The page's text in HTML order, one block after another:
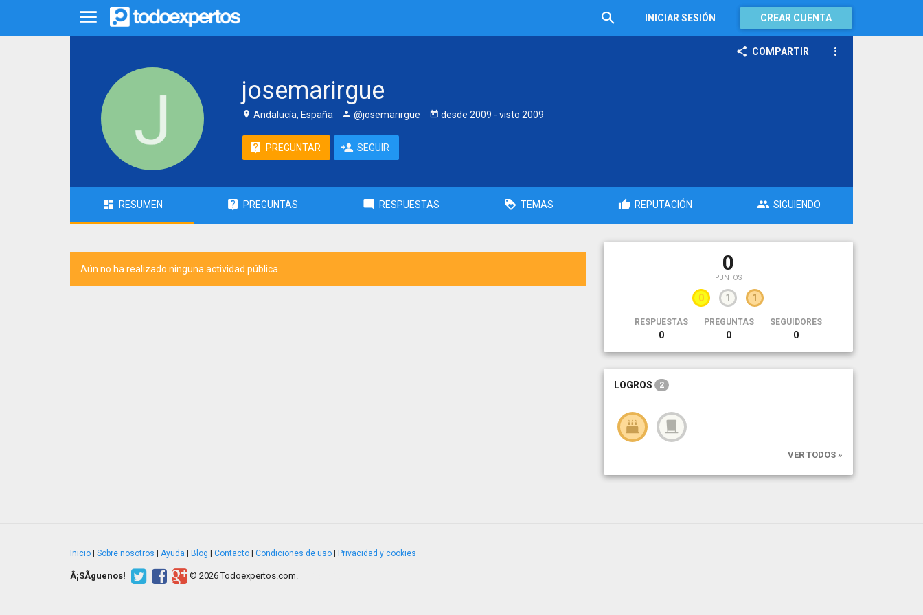
INICIAR SESIÓN CREAR CUENTA
COMPARTIR
josemarirgue
Andalucía, España @josemarirgue desde 2009 - visto 2009
PREGUNTAR SEGUIR
RESUMEN PREGUNTAS RESPUESTAS TEMAS REPUTACIÓN SIGUIENDO
Aún no ha realizado ninguna actividad pública. 0
PUNTOS
0 1 1
RESPUESTAS
0
PREGUNTAS
0
SEGUIDORES
0
LOGROS 2
VER TODOS »
Inicio Sobre nosotros Ayuda Blog Contacto Condiciones de uso Privacidad y cookies
Â¡SÃ­guenos! © 2026 Todoexpertos.com.